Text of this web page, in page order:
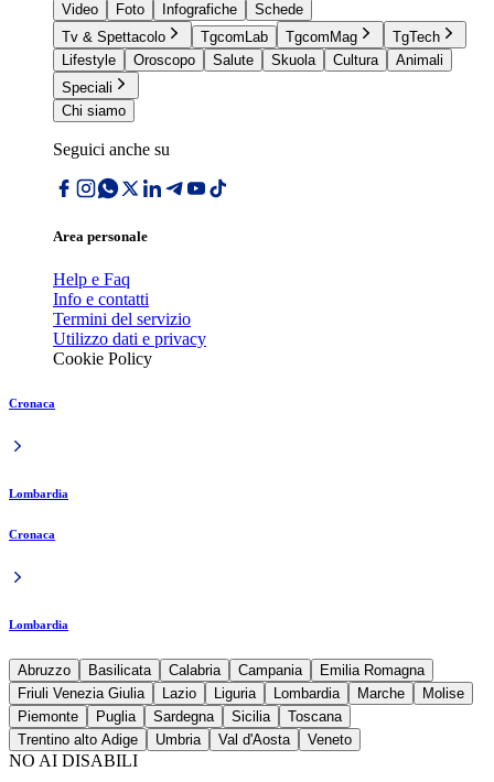
Video
Foto Infografiche
Schede
Tv & Spettacolo
TgcomLab TgcomMag
TgTech
Lifestyle
Oroscopo Salute Skuola Cultura
Animali
Speciali
Chi siamo
Seguici anche su
Area personale
Help e Faq
Info e contatti
Termini del servizio
Utilizzo dati e privacy
Cookie Policy
Cronaca
Lombardia
Cronaca
Lombardia
Abruzzo Basilicata Calabria Campania
Emilia Romagna
Friuli Venezia Giulia
Lazio Liguria Lombardia Marche
Molise
Piemonte
Puglia Sardegna Sicilia
Toscana
Trentino alto Adige
Umbria Val d'Aosta Veneto
NO AI DISABILI